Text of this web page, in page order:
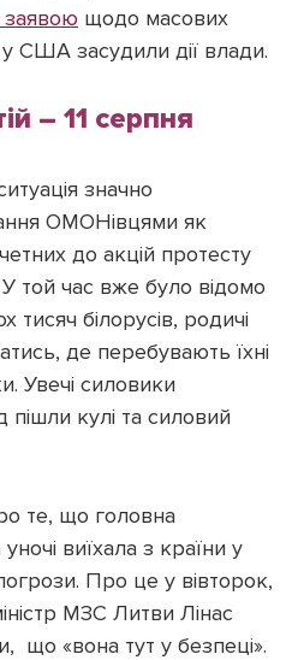
заявою щодо масових
у США засудили дії влади.
– 11 серпня
значно
ОМОНівцями як
до акцій протесту
У той час вже було відомо
тисяч білорусів, родичі
де перебувають їхні
Увечі силовики
пішли кулі та силовий
те, що головна
виїхала з країни у
Про це у вівторок,
МЗС Литви Лінас
що «вона тут у безпеці».